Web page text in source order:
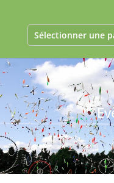
Sélectionner une